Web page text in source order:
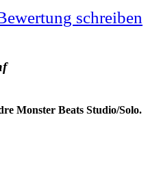
schreiben
Monster Beats Studio/Solo.